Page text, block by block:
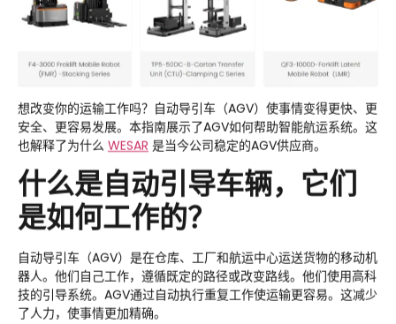
想改变你的运输工作吗？自动导引车（AGV）使事情变得更快、更
安全、更容易发展。本指南展示了AGV如何帮助智能航运系统。这
也解释了为什么 WESAR 是当今公司稳定的AGV供应商。
什么是自动引导车辆，它们
是如何工作的？
自动导引车（AGV）是在仓库、工厂和航运中心运送货物的移动机
器人。他们自己工作，遵循既定的路径或改变路线。他们使用高科
技的引导系统。AGV通过自动执行重复工作使运输更容易。这减少
了人力，使事情更加精确。